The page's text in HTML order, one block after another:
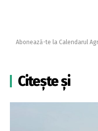
Abonează-te la Calendarul
Citește și